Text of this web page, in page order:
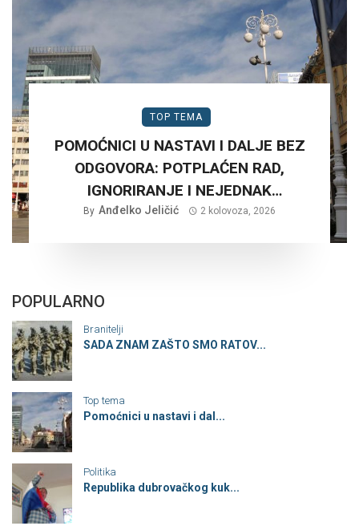
TOP TEMA
POMOĆNICI U NASTAVI I DALJE BEZ
ODGOVORA: POTPLAĆEN RAD,
IGNORIRANJE I NEJEDNAK
TRETMAN…
By Anđelko Jeličić 2 kolovoza, 2026
POPULARNO
Branitelji
SADA ZNAM ZAŠTO SMO RATOV...
Top tema
Pomoćnici u nastavi i dal...
Politika
Republika dubrovačkog kuk...